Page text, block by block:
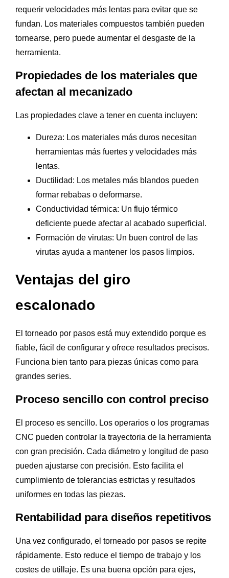
requerir velocidades más lentas para evitar que se
fundan. Los materiales compuestos también pueden
tornearse, pero puede aumentar el desgaste de la
herramienta.
Propiedades de los materiales que
afectan al mecanizado
Las propiedades clave a tener en cuenta incluyen:
Dureza: Los materiales más duros necesitan
herramientas más fuertes y velocidades más
lentas.
Ductilidad: Los metales más blandos pueden
formar rebabas o deformarse.
Conductividad térmica: Un flujo térmico
deficiente puede afectar al acabado superficial.
Formación de virutas: Un buen control de las
virutas ayuda a mantener los pasos limpios.
Ventajas del giro
escalonado
El torneado por pasos está muy extendido porque es
fiable, fácil de configurar y ofrece resultados precisos.
Funciona bien tanto para piezas únicas como para
grandes series.
Proceso sencillo con control preciso
El proceso es sencillo. Los operarios o los programas
CNC pueden controlar la trayectoria de la herramienta
con gran precisión. Cada diámetro y longitud de paso
pueden ajustarse con precisión. Esto facilita el
cumplimiento de tolerancias estrictas y resultados
uniformes en todas las piezas.
Rentabilidad para diseños repetitivos
Una vez configurado, el torneado por pasos se repite
rápidamente. Esto reduce el tiempo de trabajo y los
costes de utillaje. Es una buena opción para ejes,